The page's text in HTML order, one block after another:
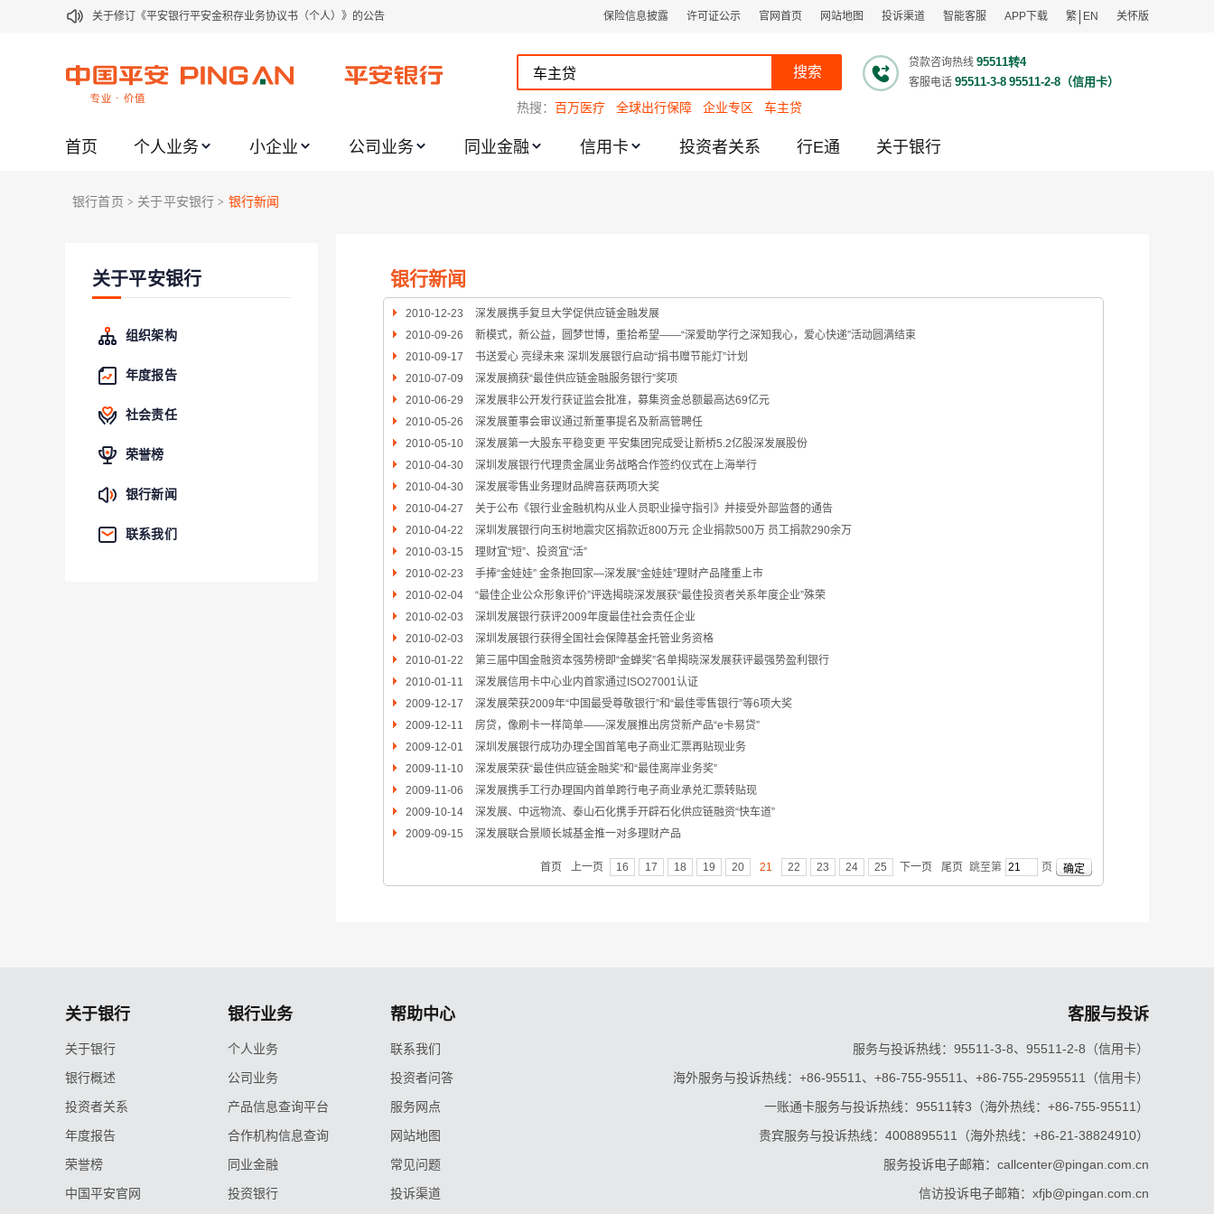
关于修订《平安银行平安金积存业务协议书（个人）》的公告
关于2021年劳动节期间代理贵金属业务风险提示的通知
关于加强代理贵金属业务风险防范的提示
关于进一步加强代理贵金属业务风险防范的提示
关于平安银行电子版信用卡更名为平安银行数字信用卡的公告
保险信息披露 许可证公示 官网首页 网站地图 投诉渠道 智能客服 APP下载 繁 EN 关怀版
搜索
贷款咨询热线 95511转4
客服电话 95511-3-8 95511-2-8（信用卡）
热搜： 百万医疗 全球出行保障 企业专区 车主贷
首页 个人业务 小企业 公司业务 同业金融 信用卡 投资者关系 行E通 关于银行
银行首页 > 关于平安银行 > 银行新闻
关于平安银行
组织架构
年度报告
社会责任
荣誉榜
银行新闻
联系我们
银行新闻
2010-12-23
深发展携手复旦大学促供应链金融发展
2010-09-26
新模式，新公益，圆梦世博，重拾希望——“深爱助学行之深知我心，爱心快递”活动圆满结束
2010-09-17
书送爱心 亮绿未来 深圳发展银行启动“捐书赠节能灯”计划
2010-07-09
深发展摘获“最佳供应链金融服务银行”奖项
2010-06-29
深发展非公开发行获证监会批准，募集资金总额最高达69亿元
2010-05-26
深发展董事会审议通过新董事提名及新高管聘任
2010-05-10
深发展第一大股东平稳变更 平安集团完成受让新桥5.2亿股深发展股份
2010-04-30
深圳发展银行代理贵金属业务战略合作签约仪式在上海举行
2010-04-30
深发展零售业务理财品牌喜获两项大奖
2010-04-27
关于公布《银行业金融机构从业人员职业操守指引》并接受外部监督的通告
2010-04-22
深圳发展银行向玉树地震灾区捐款近800万元 企业捐款500万 员工捐款290余万
2010-03-15
理财宜“短”、投资宜“活”
2010-02-23
手捧“金娃娃” 金条抱回家—深发展“金娃娃”理财产品隆重上市
2010-02-04
“最佳企业公众形象评价”评选揭晓深发展获“最佳投资者关系年度企业”殊荣
2010-02-03
深圳发展银行获评2009年度最佳社会责任企业
2010-02-03
深圳发展银行获得全国社会保障基金托管业务资格
2010-01-22
第三届中国金融资本强势榜即“金蝉奖”名单揭晓深发展获评最强势盈利银行
2010-01-11
深发展信用卡中心业内首家通过ISO27001认证
2009-12-17
深发展荣获2009年“中国最受尊敬银行”和“最佳零售银行”等6项大奖
2009-12-11
房贷，像刷卡一样简单――深发展推出房贷新产品“e卡易贷”
2009-12-01
深圳发展银行成功办理全国首笔电子商业汇票再贴现业务
2009-11-10
深发展荣获“最佳供应链金融奖”和“最佳离岸业务奖”
2009-11-06
深发展携手工行办理国内首单跨行电子商业承兑汇票转贴现
2009-10-14
深发展、中远物流、泰山石化携手开辟石化供应链融资“快车道”
2009-09-15
深发展联合景顺长城基金推一对多理财产品
首页 上一页 16 17 18 19 20 21 22 23 24 25 下一页 尾页 跳至第 页
关于银行
关于银行
银行概述
投资者关系
年度报告
荣誉榜
中国平安官网
银行业务
个人业务
公司业务
产品信息查询平台
合作机构信息查询
同业金融
投资银行
帮助中心
联系我们
投资者问答
服务网点
网站地图
常见问题
投诉渠道
客服与投诉
服务与投诉热线：95511-3-8、95511-2-8（信用卡）
海外服务与投诉热线：+86-95511、+86-755-95511、+86-755-29595511（信用卡）
一账通卡服务与投诉热线：95511转3（海外热线：+86-755-95511）
贵宾服务与投诉热线：4008895511（海外热线：+86-21-38824910）
服务投诉电子邮箱：callcenter@pingan.com.cn
信访投诉电子邮箱：xfjb@pingan.com.cn